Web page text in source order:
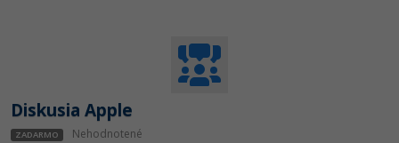
Diskusia Apple
ZADARMO Nehodnotené